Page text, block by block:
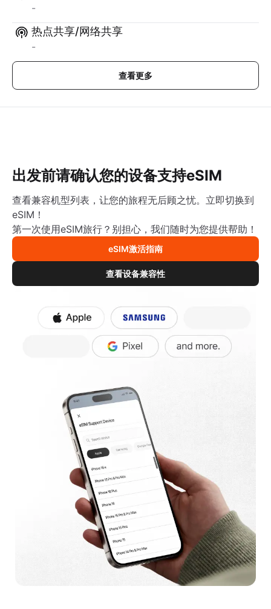
-
热点共享/网络共享
-
查看更多
出发前请确认您的设备支持eSIM
查看兼容机型列表，让您的旅程无后顾之忧。立即切换到
eSIM！
第一次使用eSIM旅行？别担心，我们随时为您提供帮助！
eSIM激活指南
查看设备兼容性